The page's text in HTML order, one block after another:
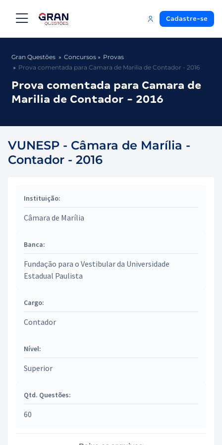
Cadastre-se
Gran Questões Concursos
Provas
Prova comentada para Camara de Marilia de Contador - 2016
Prova comentada para Camara de
Marilia de Contador - 2016
VUNESP - Câmara de Marília -
Contador - 2016
Instituição:
Câmara de Marília
Banca:
Fundação para o Vestibular da Universidade
Estadual Paulista
Cargo:
Contador
Nível:
Superior
Qtd. Questões:
60